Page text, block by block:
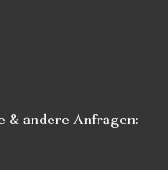
& andere Anfragen: